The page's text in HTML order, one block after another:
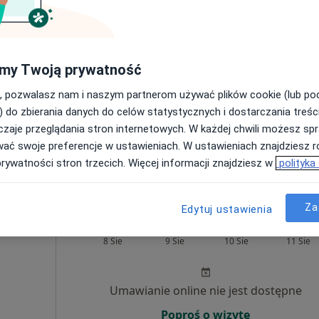
250 zł
8 Sie 9 Sie 10 Sie
Wt,
11 Sie
Umawianie online nie jest dostępne
Poproś o wizytę
Twoją prywatność
pozwalasz nam i naszym partnerom używać plików cookie (lub
do zbierania danych do celów statystycznych i dostarczania
przeglądania stron internetowych. W każdej chwili możesz
swoje preferencje w ustawieniach. W ustawieniach znajdziesz
stron trzecich. Więcej informacji znajdziesz w polityka
Edytuj ustawienia